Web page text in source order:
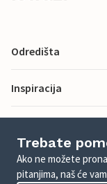
Odredišta
Inspiracija
Trebate
Ako ne možete
pitanjima, naš će